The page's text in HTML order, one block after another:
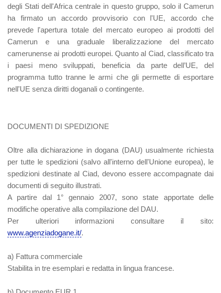
degli Stati dell'Africa centrale in questo gruppo, solo il Camerun
ha firmato un accordo provvisorio con l'UE, accordo che
prevede l'apertura totale del mercato europeo ai prodotti del
Camerun e una graduale liberalizzazione del mercato
camerunense ai prodotti europei. Quanto al Ciad, classificato tra
i paesi meno sviluppati, beneficia da parte dell’UE, del
programma tutto tranne le armi che gli permette di esportare
nell'UE senza diritti doganali o contingente.
DOCUMENTI DI SPEDIZIONE
Oltre alla dichiarazione in dogana (DAU) usualmente richiesta
per tutte le spedizioni (salvo all'interno dell'Unione europea), le
spedizioni destinate al Ciad, devono essere accompagnate dai
documenti di seguito illustrati.
A partire dal 1° gennaio 2007, sono state apportate delle
modifiche operative alla compilazione del DAU.
Per ulteriori informazioni consultare il sito:
www.agenziadogane.it/.
a) Fattura commerciale
Stabilita in tre esemplari e redatta in lingua francese.